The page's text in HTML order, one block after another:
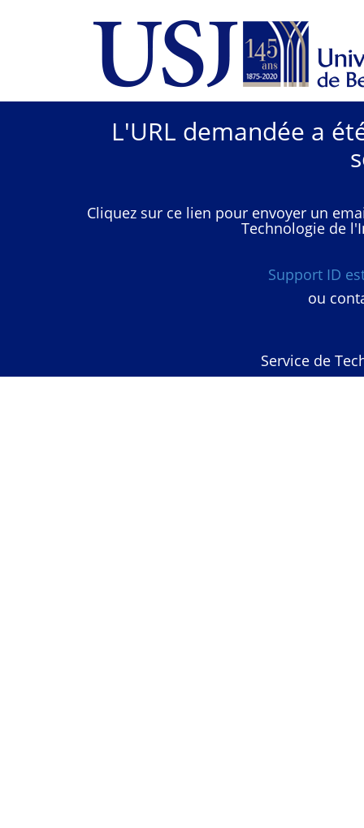
L'URL demandée a
Cliquez sur ce lien pour envoyer un
Technologie de
Support ID
ou
Service de